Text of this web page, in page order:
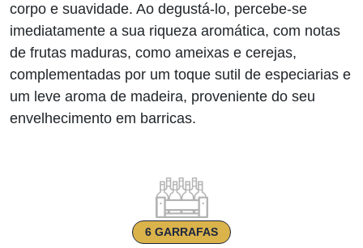
corpo e suavidade. Ao degustá-lo, percebe-se
imediatamente a sua riqueza aromática, com notas
de frutas maduras, como ameixas e cerejas,
complementadas por um toque sutil de especiarias e
um leve aroma de madeira, proveniente do seu
envelhecimento em barricas.
6 GARRAFAS